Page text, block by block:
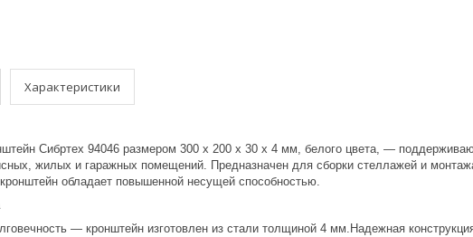
Характеристики
Сибртех 94046 размером 300 х 200 х 30 х 4 мм, белого цвета, —
жилых и гаражных помещений. Предназначен для сборки стеллажей и
обладает повышенной несущей способностью.
— кронштейн изготовлен из стали толщиной 4 мм.Надежная